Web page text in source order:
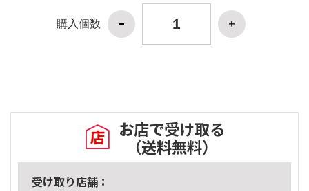
購入個数
お店で受け取る
（送料無料）
受け取り店舗：